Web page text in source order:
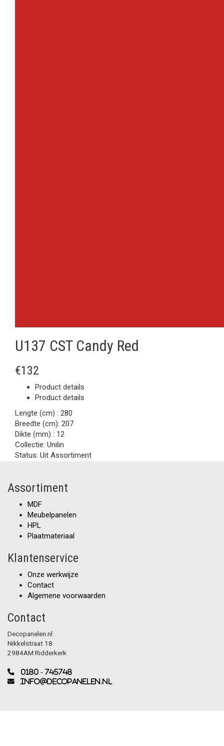
U137 CST Candy Red
€132
Product details
Product details
Lengte (cm) : 280
Breedte (cm): 207
Dikte (mm) : 12
Collectie: Unilin
Status: Uit Assortiment
Assortiment
MDF
Meubelpanelen
HPL
Plaatmateriaal
Klantenservice
Onze werkwijze
Contact
Algemene voorwaarden
Contact
Decopanelen.nl
Nikkelstraat 18
2984AM Ridderkerk
0180 - 745748
info@decopanelen.nl